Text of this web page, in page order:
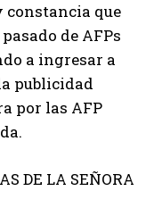
que
de AFPs
a ingresar a
publicidad
por las AFP
DE LA SEÑORA